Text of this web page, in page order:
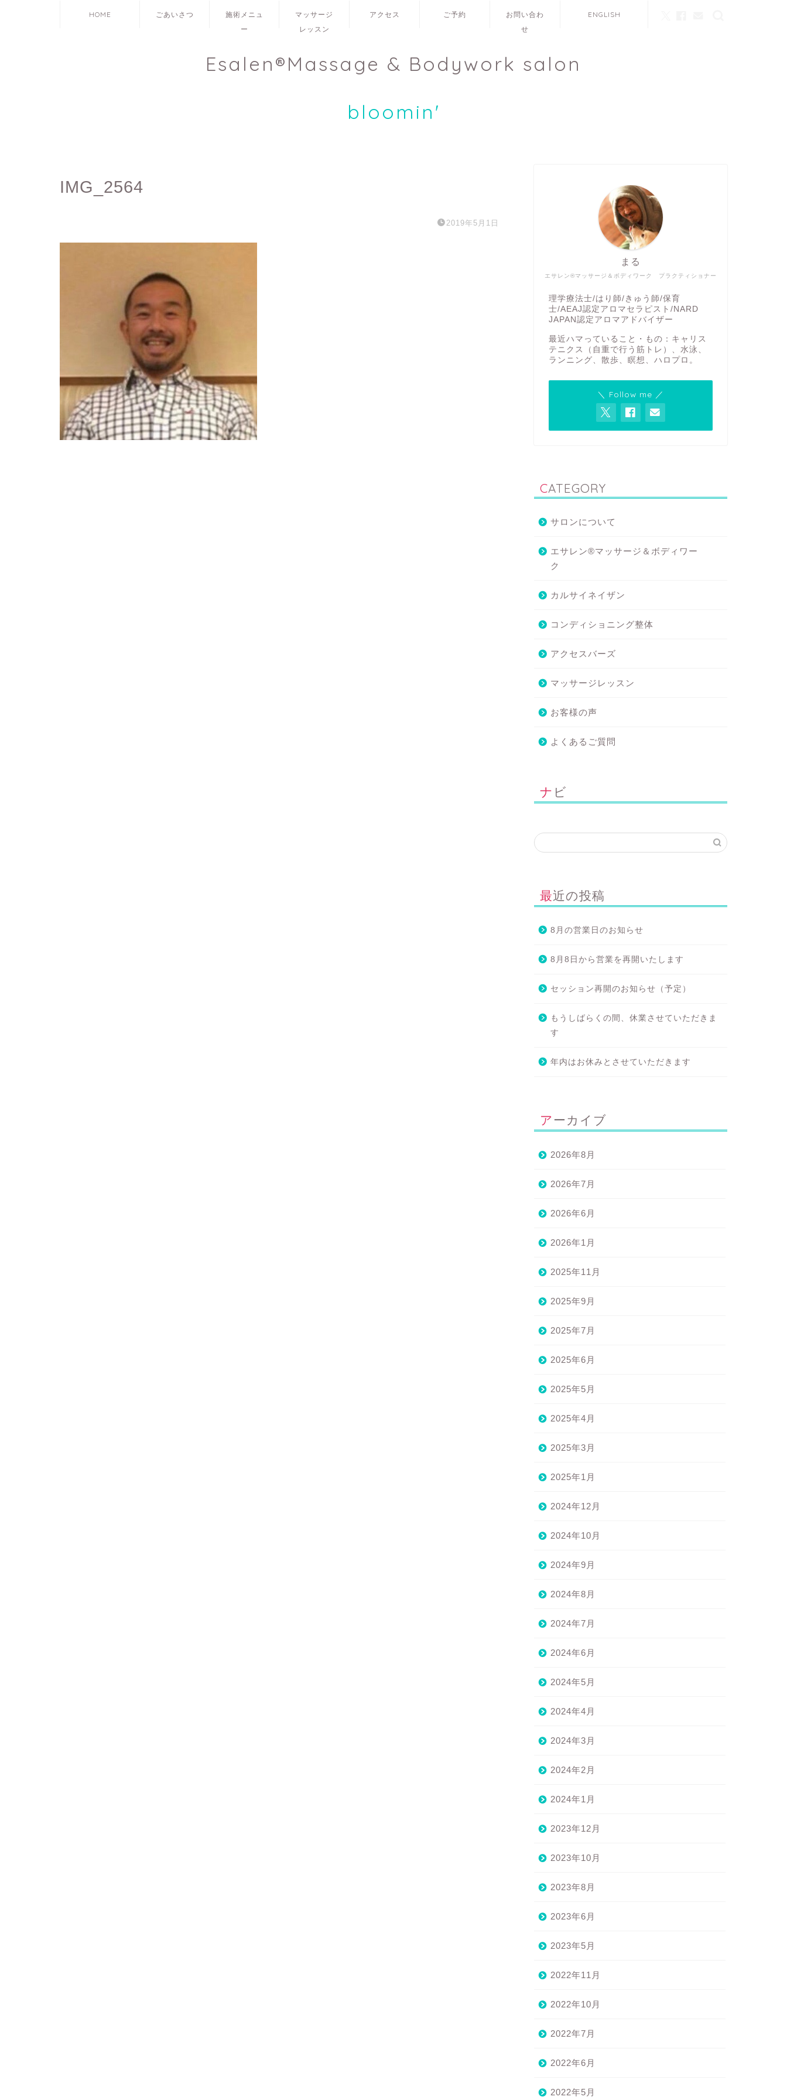
HOME ごあいさつ
施術メニュ
ー
マッサージ
レッスン
アクセス ご予約
お問い合わ
せ
ENGLISH
Esalen®Massage & Bodywork salon
bloomin'
IMG_2564
2019年5月1日
エサレン®マッサージ＆ボディワーク プラクティショナー
まる
理学療法士/はり師/きゅう師/保育
士/AEAJ認定アロマセラピスト/NARD
JAPAN認定アロマアドバイザー
最近ハマっていること・もの：キャリス
テニクス（自重で行う筋トレ）、水泳、
ランニング、散歩、瞑想、ハロプロ。
＼ Follow me ／
CATEGORY
サロンについて
エサレン®マッサージ＆ボディワー
ク
カルサイネイザン
コンディショニング整体
アクセスバーズ
マッサージレッスン
お客様の声
よくあるご質問
ナビ
最近の投稿
8月の営業日のお知らせ
8月8日から営業を再開いたします
セッション再開のお知らせ（予定）
もうしばらくの間、休業させていただきま
す
年内はお休みとさせていただきます
アーカイブ
2026年8月
2026年7月
2026年6月
2026年1月
2025年11月
2025年9月
2025年7月
2025年6月
2025年5月
2025年4月
2025年3月
2025年1月
2024年12月
2024年10月
2024年9月
2024年8月
2024年7月
2024年6月
2024年5月
2024年4月
2024年3月
2024年2月
2024年1月
2023年12月
2023年10月
2023年8月
2023年6月
2023年5月
2022年11月
2022年10月
2022年7月
2022年6月
2022年5月